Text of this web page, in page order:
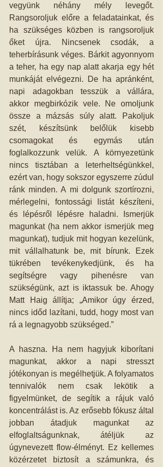
vegyünk néhány mély levegőt.
Rangsoroljuk előre a feladatainkat, és
ha szükséges közben is rangsoroljuk
őket újra. Nincsenek csodák, a
teherbírásunk véges. Bárkit agyonnyom
a teher, ha egy nap alatt akarja egy hét
munkáját elvégezni. De ha apránként,
napi adagokban tesszük a vállára,
akkor megbirkózik vele. Ne omoljunk
össze a mázsás súly alatt. Pakoljuk
szét, készítsünk belőlük kisebb
csomagokat és egymás után
foglalkozzunk velük. A környezetünk
nincs tisztában a leterheltségünkkel,
ezért van, hogy sokszor egyszerre zúdul
ránk minden. A mi dolgunk szortírozni,
mérlegelni, fontossági listát készíteni,
és lépésről lépésre haladni. Ismerjük
magunkat (ha nem akkor ismerjük meg
magunkat), tudjuk mit hogyan kezelünk,
mit vállalhatunk be, mit bírunk. Ezek
tükrében tevékenykedjünk, és ha
segítségre vagy pihenésre van
szükségünk, azt is iktassuk be. Ahogy
Matt Haig állítja; „Amikor úgy érzed,
nincs időd lazítani, tudd, hogy most van
rá a legnagyobb szükséged.”
A haszna. Ha nem hagyjuk kiborítani
magunkat, akkor a napi stresszt
jótékonyan is megélhetjük. A folyamatos
tennivalók nem csak lekötik a
figyelmünket, de segítik a rájuk való
koncentrálást is. Az erősebb fókusz által
jobban átadjuk magunkat az
elfoglaltságunknak, átéljük az
úgynevezett flow-élményt. Ez kellemes
közérzetet biztosít a számunkra, és